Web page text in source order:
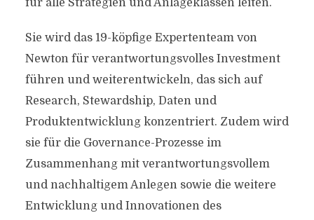
für alle Strategien und Anlageklassen leiten.
Sie wird das 19-köpfige Expertenteam von
Newton für verantwortungsvolles Investment
führen und weiterentwickeln, das sich auf
Research, Stewardship, Daten und
Produktentwicklung konzentriert. Zudem wird
sie für die Governance-Prozesse im
Zusammenhang mit verantwortungsvollem
und nachhaltigem Anlegen sowie die weitere
Entwicklung und Innovationen des